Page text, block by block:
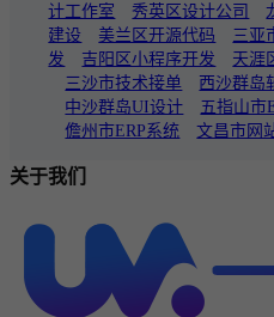
计工作室
秀英区设计公司
建设
美兰区开源代码 三亚
发
吉阳区小程序开发 天涯
三沙市技术接单
西沙群岛
中沙群岛UI设计
五指山市
儋州市ERP系统
文昌市网
关于我们